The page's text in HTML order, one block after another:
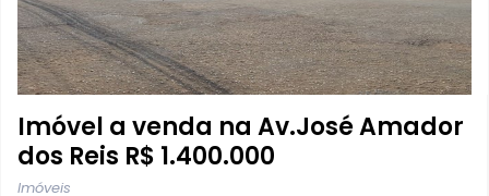
Imóvel a venda na Av.José Amador
dos Reis R$ 1.400.000
Imóveis